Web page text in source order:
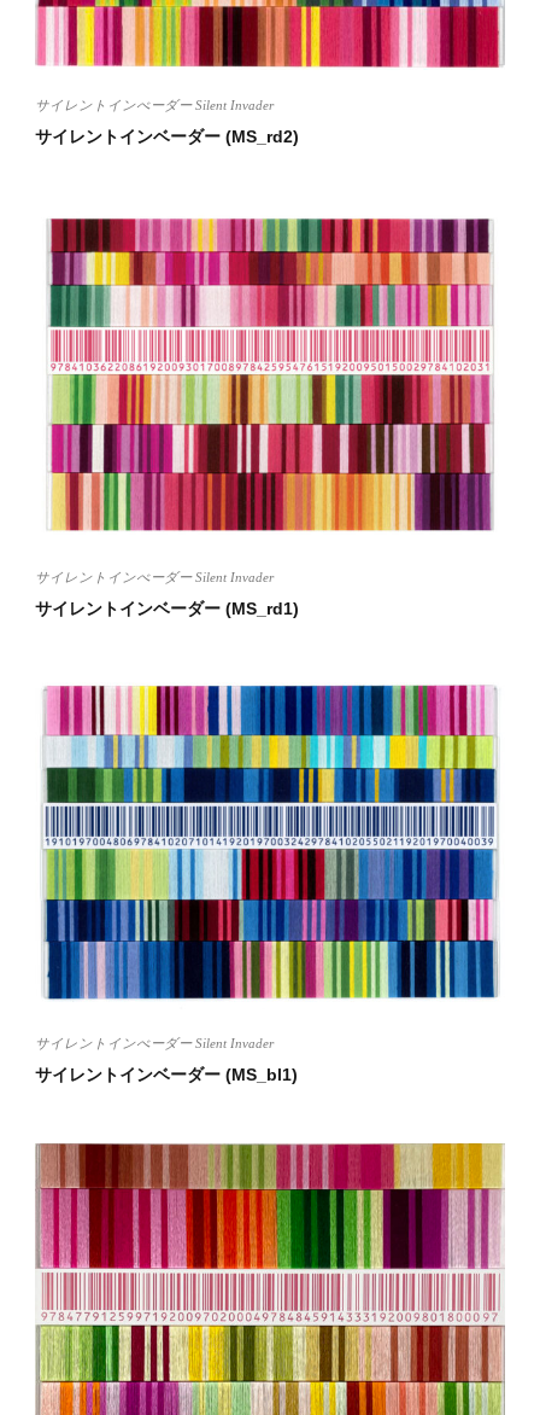
サイレントインべーダー Silent Invader
サイレントインベーダー (MS_rd2)
サイレントインべーダー Silent Invader
サイレントインベーダー (MS_rd1)
サイレントインべーダー Silent Invader
サイレントインベーダー (MS_bl1)